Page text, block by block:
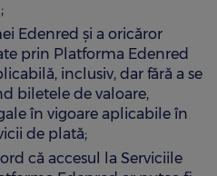
Edenred și a oricăror
prin Platforma Edenred
inclusiv, dar fără a se
biletele de valoare,
în vigoare aplicabile în
de plată;
că accesul la Serviciile